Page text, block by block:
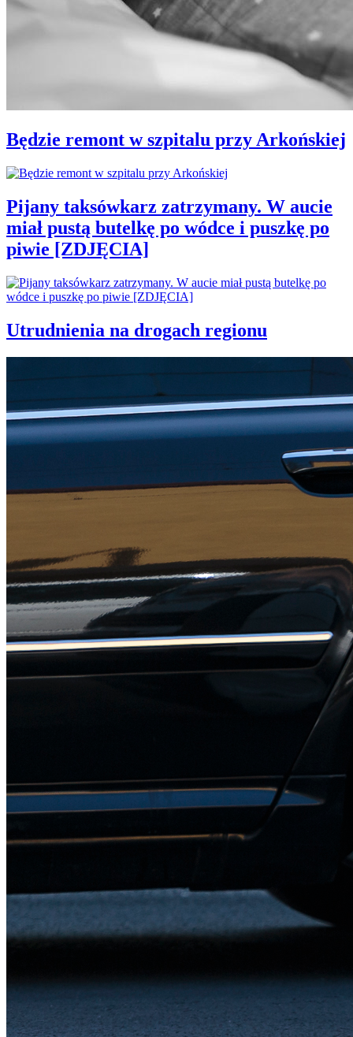
Będzie remont w szpitalu przy Arkońskiej
Pijany taksówkarz zatrzymany. W aucie
miał pustą butelkę po wódce i puszkę po
piwie [ZDJĘCIA]
Utrudnienia na drogach regionu